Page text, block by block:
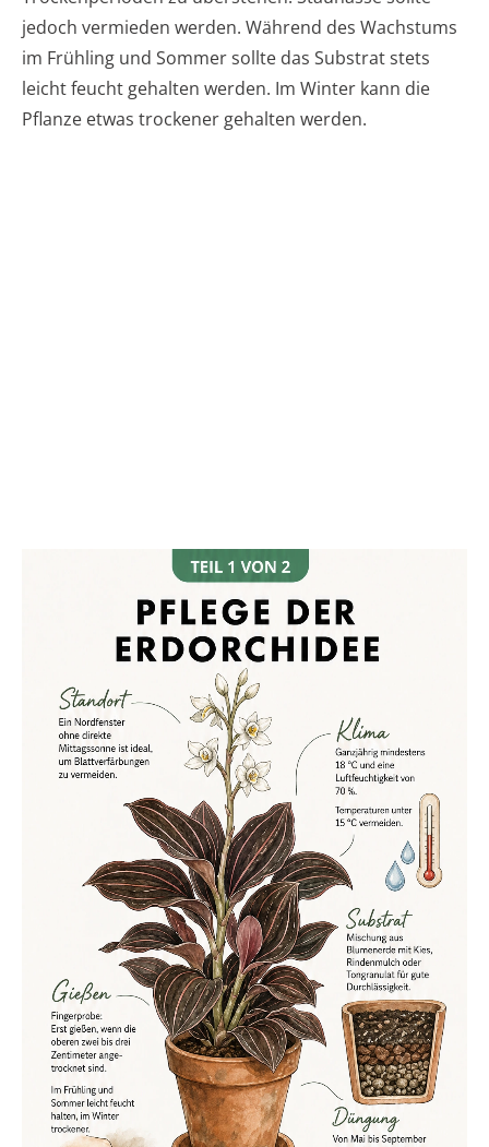
jedoch vermieden werden. Während des Wachstums
im Frühling und Sommer sollte das Substrat stets
leicht feucht gehalten werden. Im Winter kann die
Pflanze etwas trockener gehalten werden.